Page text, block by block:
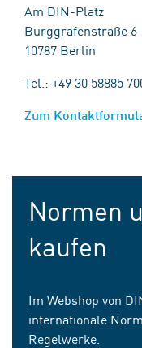
Am DIN-Platz
Burggrafenstraße 6
10787 Berlin
Tel.: +49 30 58885
Zum
Normen
kaufen
Im Webshop von
internationale
Regelwerke.